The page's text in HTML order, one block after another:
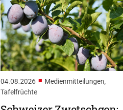
04.08.2026 ■ Medienmitteilungen,
Tafelfrüchte